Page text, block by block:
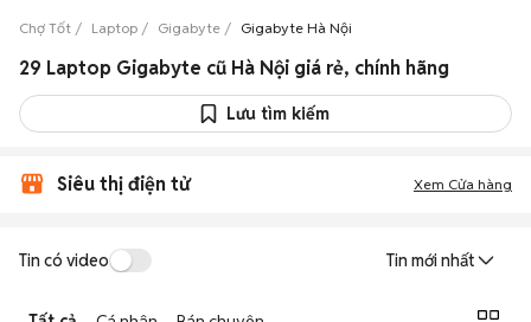
Chợ Tốt Laptop Gigabyte Gigabyte Hà Nội
29 Laptop Gigabyte cũ Hà Nội giá rẻ, chính hãng
Lưu tìm kiếm
Siêu thị điện tử Xem Cửa hàng
Tin có video Tin mới nhất